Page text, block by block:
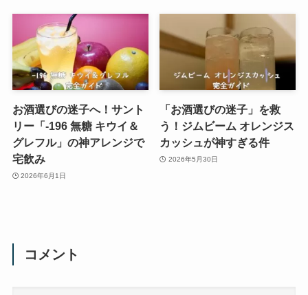
お酒選びの迷子へ！サント
リー「-196 無糖 キウイ＆
グレフル」の神アレンジで
宅飲み
2026年6月1日
「お酒選びの迷子」を救
う！ジムビーム オレンジス
カッシュが神すぎる件
2026年5月30日
コメント